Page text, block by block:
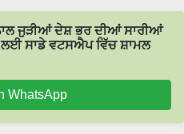
ਜੁੜੀਆਂ ਦੇਸ਼ ਭਰ ਦੀਆਂ ਸਾਰੀਆਂ
ਲਈ ਸਾਡੇ ਵਟਸਐਪ ਵਿੱਚ ਸ਼ਾਮਲ
WhatsApp